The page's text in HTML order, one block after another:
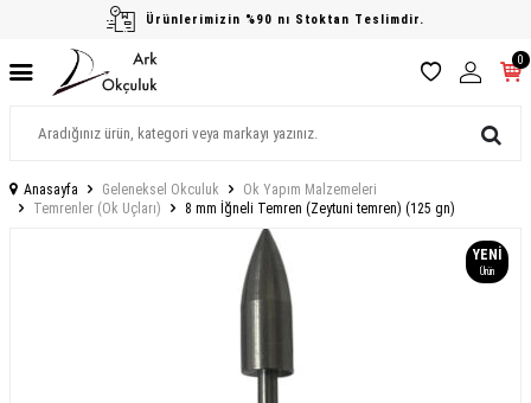
Ürünlerimizin %90 nı Stoktan Teslimdir.
0
Anasayfa Geleneksel Okculuk
Ok Yapım Malzemeleri
Temrenler (Ok Uçları)
8 mm İğneli Temren (Zeytuni temren) (125 gn)
YENI
Ürün